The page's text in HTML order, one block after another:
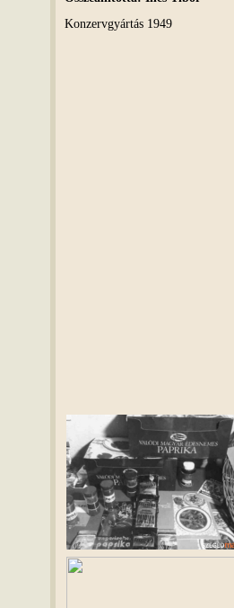
Konzervgyártás 1949